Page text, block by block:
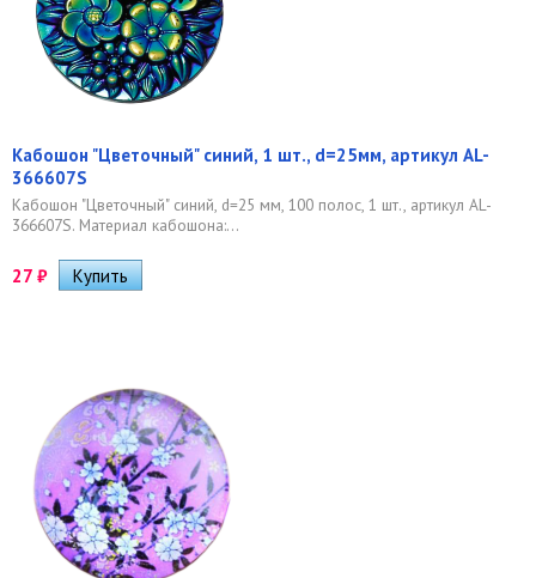
Кабошон "Цветочный" синий, 1 шт., d=25мм, артикул AL-
366607S
Кабошон "Цветочный" синий, d=25 мм, 100 полос, 1 шт., артикул AL-
366607S. Материал кабошона:...
27 ₽